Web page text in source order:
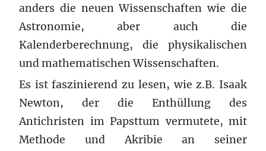
anders die neuen Wissenschaften wie die
Astronomie, aber auch die
Kalenderberechnung, die physikalischen
und mathematischen Wissenschaften.
Es ist faszinierend zu lesen, wie z.B. Isaak
Newton, der die Enthüllung des
Antichristen im Papsttum vermutete, mit
Methode und Akribie an seiner